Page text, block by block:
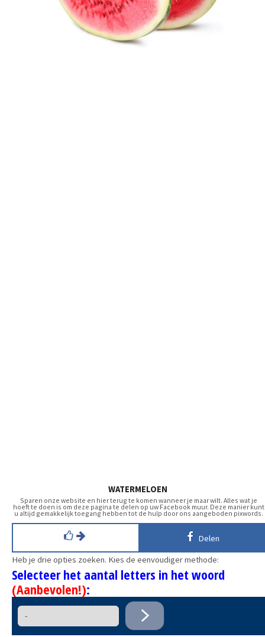
WATERMELOEN
Sparen onze website en hier terug te komen wanneer je maar wilt. Alles wat je
hoeft te doen is om deze pagina te delen op uw Facebook muur. Deze manier kunt
u altijd gemakkelijk toegang hebben tot de hulp door ons aangeboden pixwords.
Delen
Heb je drie opties zoeken. Kies de eenvoudiger methode:
Selecteer het aantal letters in het woord
(Aanbevolen!):